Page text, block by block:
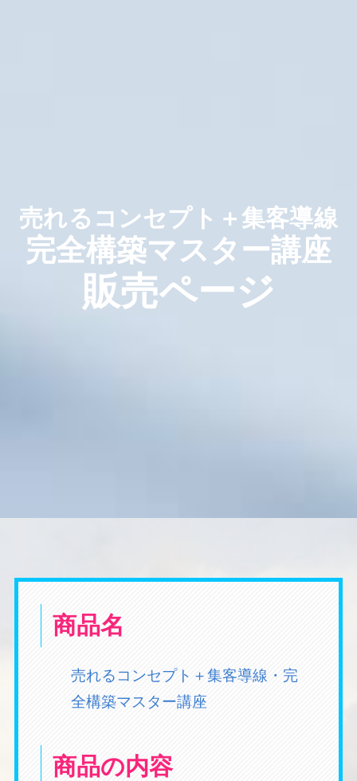
売れるコンセプト＋集客導線
完全構築マスター講座
販売ページ
商品名
売れるコンセプト＋集客導線・完
全構築マスター講座
商品の内容